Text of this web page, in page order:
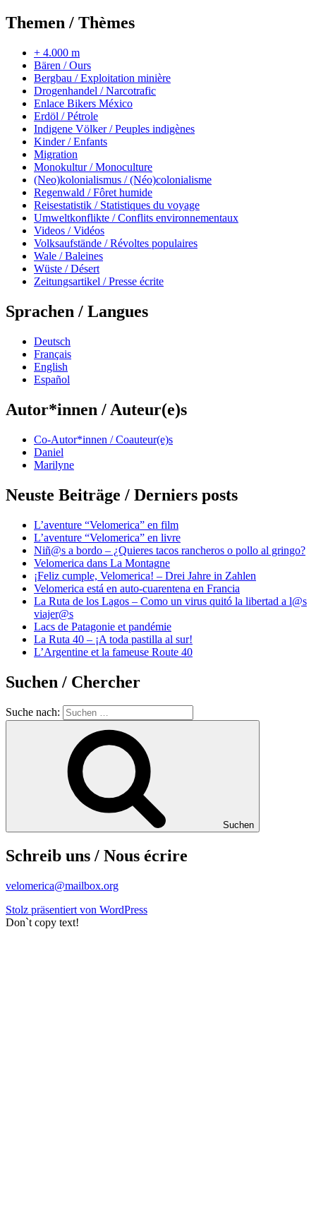
Themen / Thèmes
+ 4.000 m
Bären / Ours
Bergbau / Exploitation minière
Drogenhandel / Narcotrafic
Enlace Bikers México
Erdöl / Pétrole
Indigene Völker / Peuples indigènes
Kinder / Enfants
Migration
Monokultur / Monoculture
(Neo)kolonialismus / (Néo)colonialisme
Regenwald / Fôret humide
Reisestatistik / Statistiques du voyage
Umweltkonflikte / Conflits environnementaux
Videos / Vidéos
Volksaufstände / Révoltes populaires
Wale / Baleines
Wüste / Désert
Zeitungsartikel / Presse écrite
Sprachen / Langues
Deutsch
Français
English
Español
Autor*innen / Auteur(e)s
Co-Autor*innen / Coauteur(e)s
Daniel
Marilyne
Neuste Beiträge / Derniers posts
L’aventure “Velomerica” en film
L’aventure “Velomerica” en livre
Niñ@s a bordo – ¿Quieres tacos rancheros o pollo al gringo?
Velomerica dans La Montagne
¡Feliz cumple, Velomerica! – Drei Jahre in Zahlen
Velomerica está en auto-cuarentena en Francia
La Ruta de los Lagos – Como un virus quitó la libertad a l@s
viajer@s
Lacs de Patagonie et pandémie
La Ruta 40 – ¡A toda pastilla al sur!
L’Argentine et la fameuse Route 40
Suchen / Chercher
Suche nach:
Suchen
Schreib uns / Nous écrire
velomerica@mailbox.org
Stolz präsentiert von WordPress
Don`t copy text!